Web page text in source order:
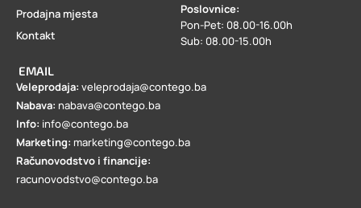
Prodajna mjesta
Kontakt
EMAIL
Veleprodaja: veleprodaja@contego.ba
Nabava: nabava@contego.ba
Info: info@contego.ba
Marketing: marketing@contego.ba
Računovodstvo i financije:
racunovodstvo@contego.ba
Poslovnice:
Pon-Pet: 08.00-16.00h
Sub: 08.00-15.00h